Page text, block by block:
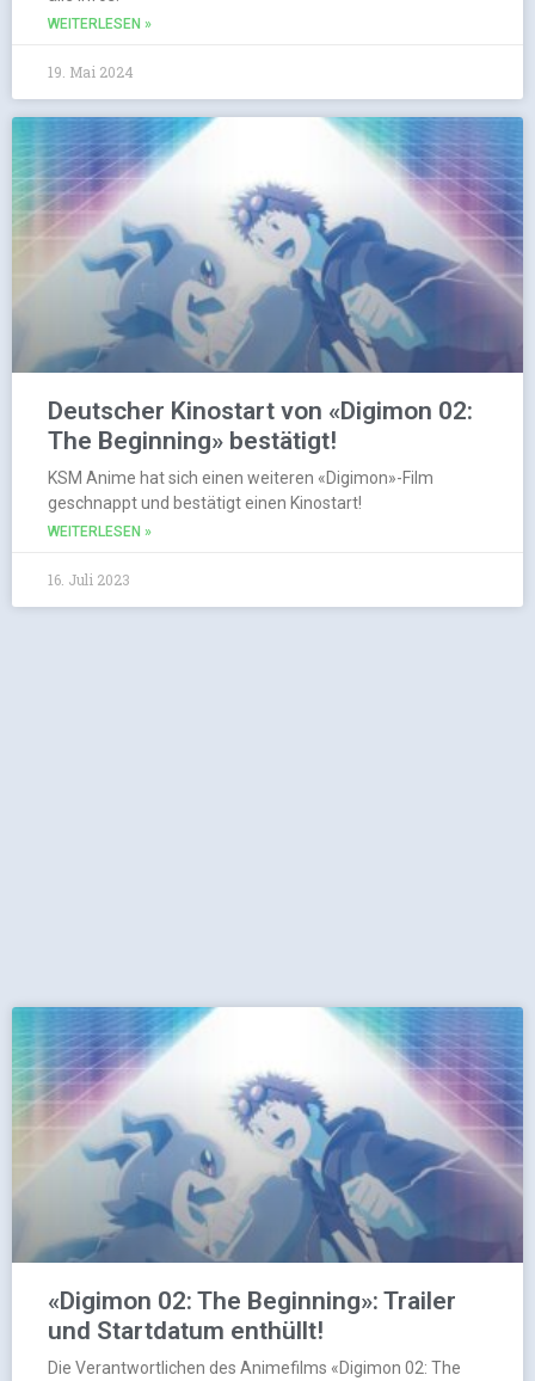
WEITERLESEN »
19. Mai 2024
Deutscher Kinostart von «Digimon 02:
The Beginning» bestätigt!
KSM Anime hat sich einen weiteren «Digimon»-Film
geschnappt und bestätigt einen Kinostart!
WEITERLESEN »
16. Juli 2023
«Digimon 02: The Beginning»: Trailer
und Startdatum enthüllt!
Die Verantwortlichen des Animefilms «Digimon 02: The